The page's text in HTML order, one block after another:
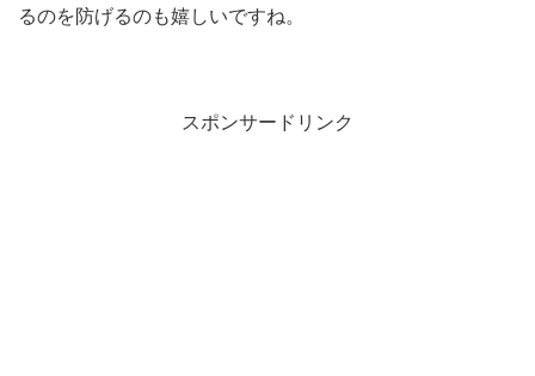
るのを防げるのも嬉しいですね。
スポンサードリンク